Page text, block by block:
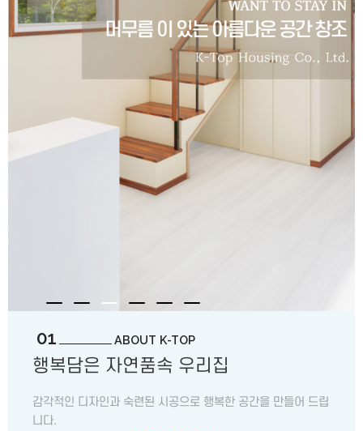
01 ABOUT K-TOP
행복담은 자연품속 우리집
감각적인 디자인과 숙련된 시공으로 행복한 공간을 만들어 드립
니다.